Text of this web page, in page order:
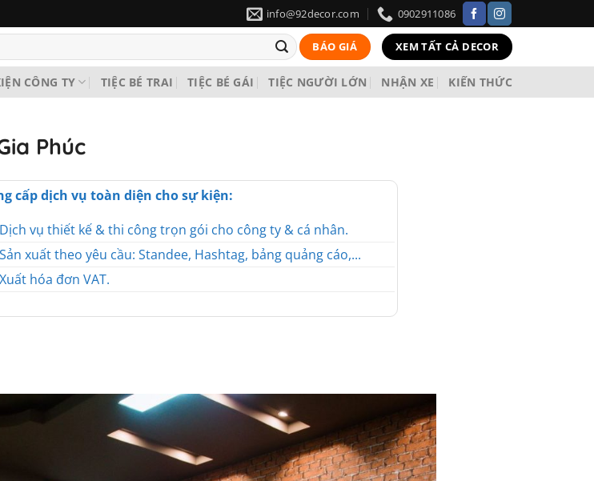
info@92decor.com 0902911086
BÁO GIÁ XEM TẤT CẢ DECOR
CÔNG TY TIỆC BÉ TRAI TIỆC BÉ GÁI TIỆC NGƯỜI LỚN NHẬN XE KIẾN THỨC
Phúc
cấp dịch vụ toàn diện cho sự kiện:
Dịch vụ thiết kế & thi công trọn gói cho công ty & cá nhân.
Sản xuất theo yêu cầu: Standee, Hashtag, bảng quảng cáo,...
Xuất hóa đơn VAT.